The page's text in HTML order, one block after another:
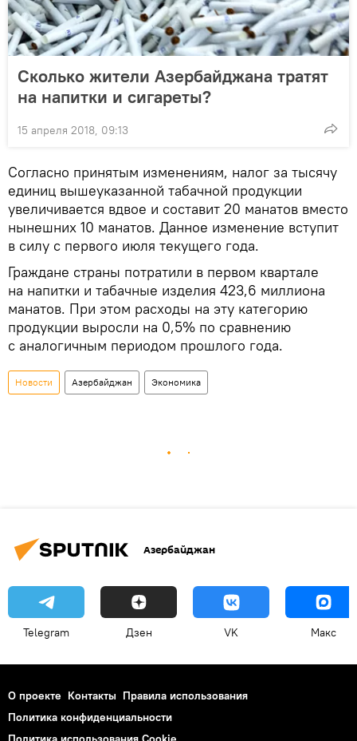
Сколько жители Азербайджана тратят
на напитки и сигареты?
15 апреля 2018, 09:13
Согласно принятым изменениям, налог за тысячу
единиц вышеуказанной табачной продукции
увеличивается вдвое и составит 20 манатов вместо
нынешних 10 манатов. Данное изменение вступит
в силу с первого июля текущего года.
Граждане страны потратили в первом квартале
на напитки и табачные изделия 423,6 миллиона
манатов. При этом расходы на эту категорию
продукции выросли на 0,5% по сравнению
с аналогичным периодом прошлого года.
Новости Азербайджан Экономика
Азербайджан
Telegram Дзен VK Макс
О проекте Контакты Правила использования
Политика конфиденциальности